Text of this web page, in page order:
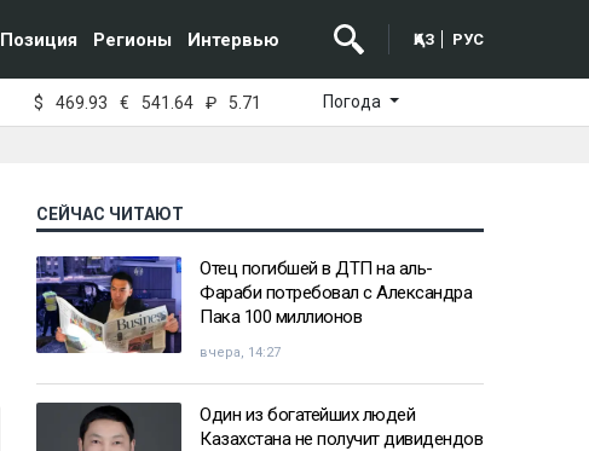
Позиция Регионы Интервью ҚАЗ РУС
$ 469.93 € 541.64 ₽ 5.71 Погода
СЕЙЧАС ЧИТАЮТ
Отец погибшей в ДТП на аль-
Фараби потребовал с Александра
Пака 100 миллионов
вчера, 14:27
Один из богатейших людей
Казахстана не получит дивидендов